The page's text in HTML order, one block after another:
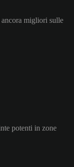
ancora migliori sulle
potenti in zone